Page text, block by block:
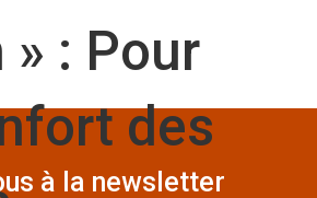
» : Pour
des
à la newsletter